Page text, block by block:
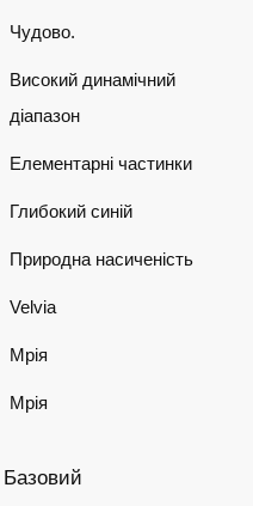
Чудово.
Високий динамічний
діапазон
Елементарні частинки
Глибокий синій
Природна насиченість
Velvia
Мрія
Мрія
Базовий